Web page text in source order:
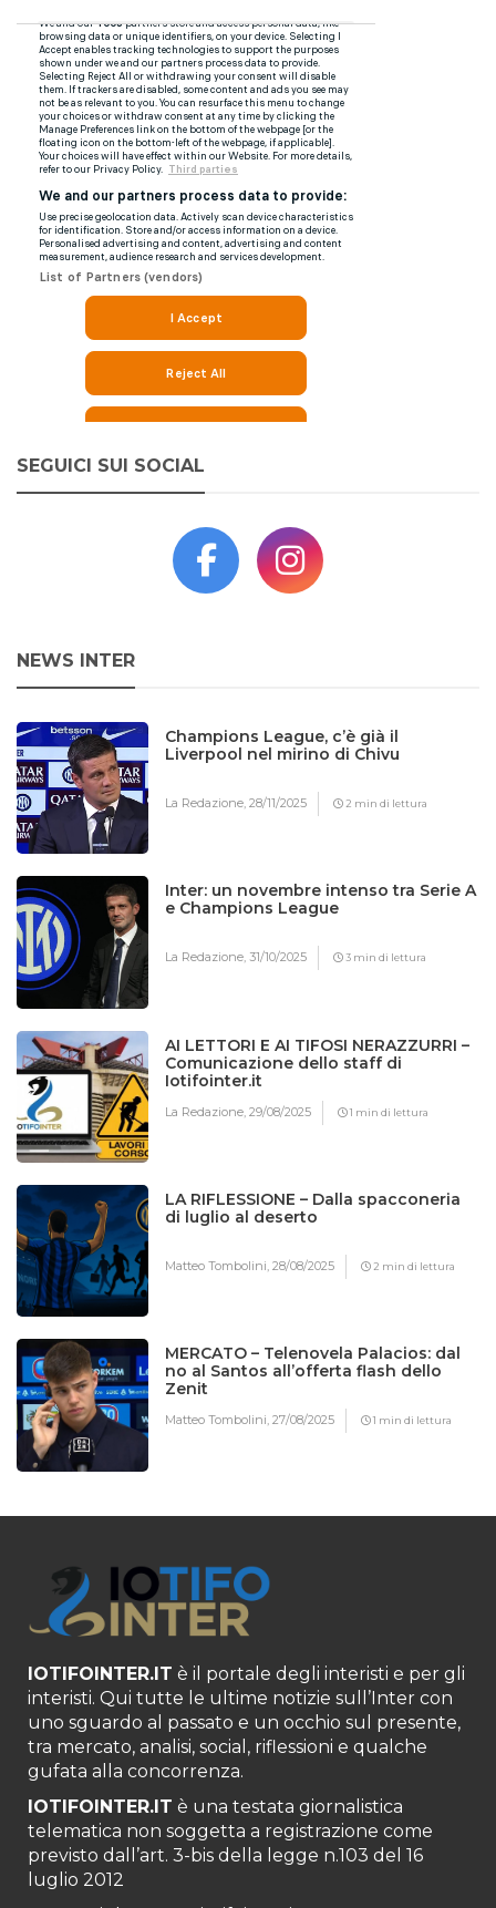
SEGUICI SUI SOCIAL
NEWS INTER
Champions League, c’è già il
Liverpool nel mirino di Chivu
La Redazione,28/11/2025 2 min di lettura
Inter: un novembre intenso tra Serie A
e Champions League
La Redazione,31/10/2025 3 min di lettura
AI LETTORI E AI TIFOSI NERAZZURRI –
Comunicazione dello staff di
Iotifointer.it
La Redazione,29/08/2025 1 min di lettura
LA RIFLESSIONE – Dalla spacconeria
di luglio al deserto
Matteo Tombolini,28/08/2025 2 min di lettura
MERCATO – Telenovela Palacios: dal
no al Santos all’offerta flash dello
Zenit
Matteo Tombolini,27/08/2025 1 min di lettura
IOTIFOINTER.IT è il portale degli interisti e per gli
interisti. Qui tutte le ultime notizie sull’Inter con
uno sguardo al passato e un occhio sul presente,
tra mercato, analisi, social, riflessioni e qualche
gufata alla concorrenza.
IOTIFOINTER.IT è una testata giornalistica
telematica non soggetta a registrazione come
previsto dall’art. 3-bis della legge n.103 del 16
luglio 2012